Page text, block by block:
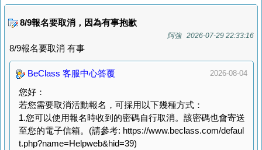
8/9報名要取消，因為有事抱歉
阿強 2026-07-29 22:33:16
8/9報名要取消 有事
2026-08-04
BeClass 客服中心答覆
您好：
若您需要取消活動報名，可採用以下幾種方式：
1.您可以使用報名時收到的密碼自行取消。該密碼也會寄送
至您的電子信箱。(請參考: https://www.beclass.com/defaul
t.php?name=Helpweb&hid=39)